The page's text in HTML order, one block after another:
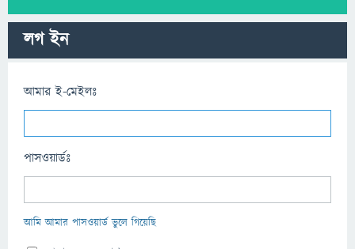
লগ ইন
আমার ই-মেইলঃ
পাসওয়ার্ডঃ
আমি আমার পাসওয়ার্ড ভুলে গিয়েছি